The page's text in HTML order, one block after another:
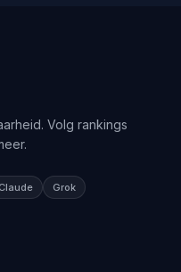
Volg rankings
Claude Grok